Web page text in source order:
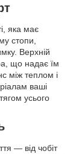
яка має
стопи,
Верхній
що надає їм
між теплом і
ваші
усього
— від чобіт